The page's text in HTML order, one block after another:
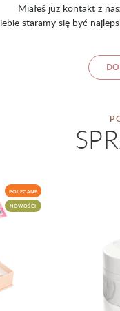
Miałeś już kontakt z
staramy się być
POLECANE
NOWOŚCI